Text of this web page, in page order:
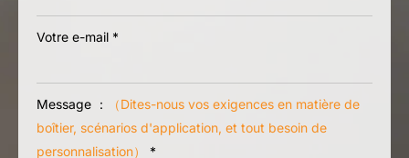
Votre e-mail *
Message ：
（Dites-nous vos exigences en matière de
boîtier, scénarios d'application, et tout besoin de
personnalisation）
*